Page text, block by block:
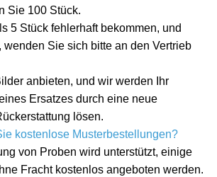
Sie 100 Stück.
5 Stück fehlerhaft bekommen, und
wenden Sie sich bitte an den Vertrieb
anbieten, und wir werden Ihr
Ersatzes durch eine neue
lösen.
kostenlose Musterbestellungen?
von Proben wird unterstützt, einige
Fracht kostenlos angeboten werden.